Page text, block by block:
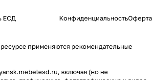
ЕСД КонфиденциальностьОферта
применяются рекомендательные
включая (но не